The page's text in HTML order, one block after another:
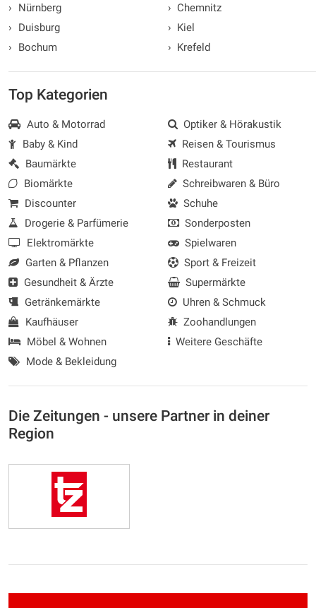
›
Nürnberg
›
Duisburg
›
Bochum
› Chemnitz
› Kiel
› Krefeld
Top Kategorien
Auto & Motorrad
Baby & Kind
Baumärkte
Biomärkte
Discounter
Drogerie & Parfümerie
Elektromärkte
Garten & Pflanzen
Gesundheit & Ärzte
Getränkemärkte
Kaufhäuser
Möbel & Wohnen
Mode & Bekleidung
Optiker & Hörakustik
Reisen & Tourismus
Restaurant
Schreibwaren & Büro
Schuhe
Sonderposten
Spielwaren
Sport & Freizeit
Supermärkte
Uhren & Schmuck
Zoohandlungen
Weitere Geschäfte
Die Zeitungen - unsere Partner in deiner
Region